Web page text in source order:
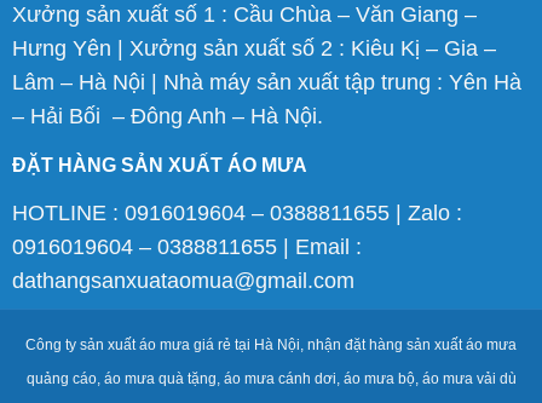
Xưởng sản xuất số 1 : Cầu Chùa – Văn Giang –
Hưng Yên | Xưởng sản xuất số 2 : Kiêu Kị – Gia –
Lâm – Hà Nội | Nhà máy sản xuất tập trung : Yên Hà
– Hải Bối – Đông Anh – Hà Nội.
ĐẶT HÀNG SẢN XUẤT ÁO MƯA
HOTLINE : 0916019604 – 0388811655 | Zalo :
0916019604 – 0388811655 | Email :
dathangsanxuataomua@gmail.com
Công ty sản xuất áo mưa giá rẻ tại Hà Nội, nhận đặt hàng sản xuất áo mưa
quảng cáo, áo mưa quà tặng, áo mưa cánh dơi, áo mưa bộ, áo mưa vải dù